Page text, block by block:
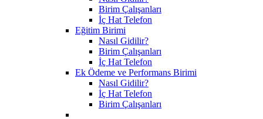
Birim Çalışanları
İç Hat Telefon
Eğitim Birimi
Nasıl Gidilir?
Birim Çalışanları
İç Hat Telefon
Ek Ödeme ve Performans Birimi
Nasıl Gidilir?
İç Hat Telefon
Birim Çalışanları